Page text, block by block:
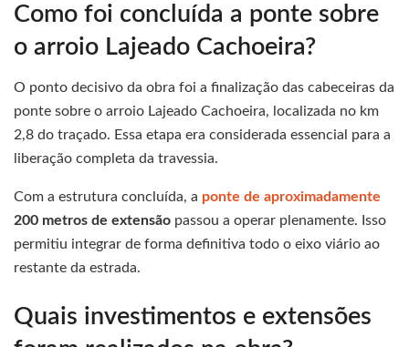
Como foi concluída a ponte sobre
o arroio Lajeado Cachoeira?
O ponto decisivo da obra foi a finalização das cabeceiras da
ponte sobre o arroio Lajeado Cachoeira, localizada no km
2,8 do traçado. Essa etapa era considerada essencial para a
liberação completa da travessia.
Com a estrutura concluída, a ponte de aproximadamente
200 metros de extensão passou a operar plenamente. Isso
permitiu integrar de forma definitiva todo o eixo viário ao
restante da estrada.
Quais investimentos e extensões